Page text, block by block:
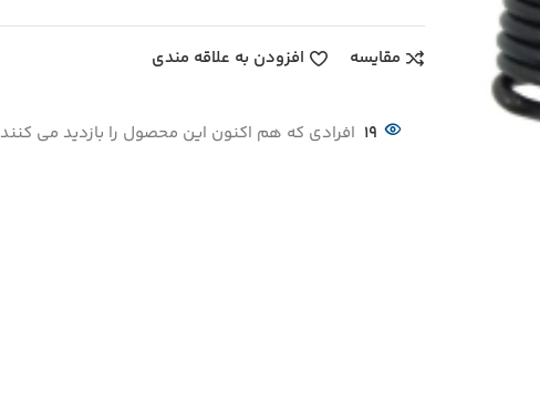
مقایسه افزودن به علاقه مندی
19 افرادی که هم اکنون این محصول را بازدید می کنند